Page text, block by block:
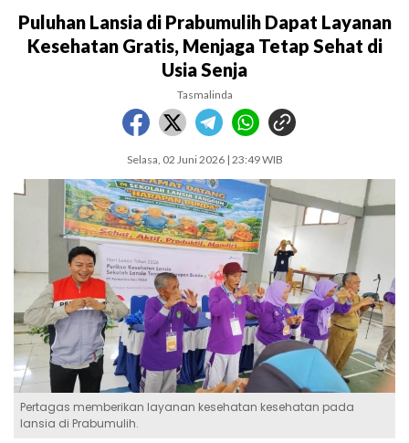
Puluhan Lansia di Prabumulih Dapat Layanan
Kesehatan Gratis, Menjaga Tetap Sehat di
Usia Senja
Tasmalinda
Selasa, 02 Juni 2026 | 23:49 WIB
Pertagas memberikan layanan kesehatan kesehatan pada
lansia di Prabumulih.